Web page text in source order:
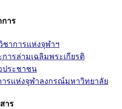
าร
าการแห่งจุฬาฯ
ารล่ามเฉลิมพระเกียรติ
ประชาชน
รแห่งจุฬาลงกรณ์มหาวิทยาลัย
าร